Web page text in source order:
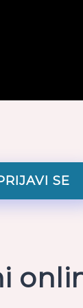
SE